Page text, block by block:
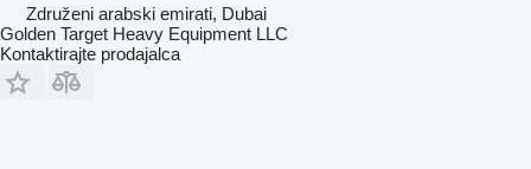
Združeni arabski emirati, Dubai
Golden Target Heavy Equipment LLC
Kontaktirajte prodajalca